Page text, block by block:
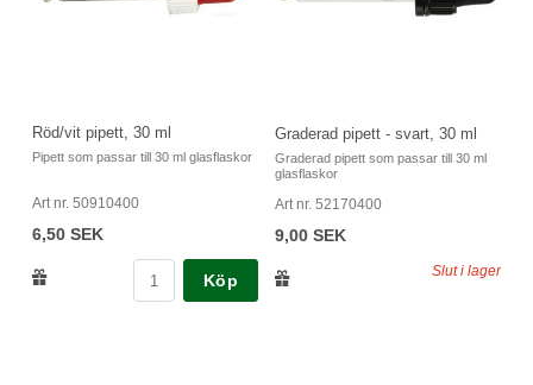
Röd/vit pipett, 30 ml
Pipett som passar till 30 ml glasflaskor
Art nr. 50910400
6,50 SEK
Köp
Graderad pipett - svart, 30 ml
Graderad pipett som passar till 30 ml
glasflaskor
Art nr. 52170400
9,00 SEK
Slut i lager